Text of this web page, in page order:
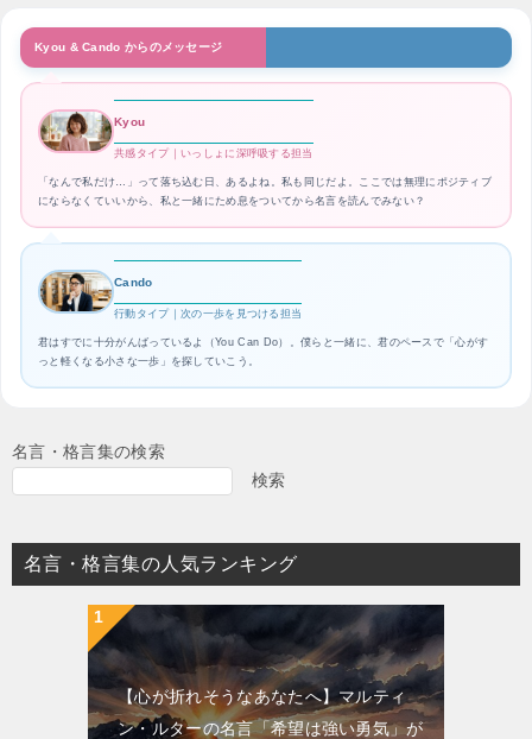
Kyou & Cando からのメッセージ
Kyou
共感タイプ｜いっしょに深呼吸する担当
「なんで私だけ…」って落ち込む日、あるよね。私も同じだよ。ここでは無理にポジティブ
にならなくていいから、私と一緒にため息をついてから名言を読んでみない？
Cando
行動タイプ｜次の一歩を見つける担当
君はすでに十分がんばっているよ（You Can Do）。僕らと一緒に、君のペースで「心がす
っと軽くなる小さな一歩」を探していこう。
名言・格言集の検索
検索
名言・格言集の人気ランキング
【心が折れそうなあなたへ】マルティ
ン・ルターの名言「希望は強い勇気」が